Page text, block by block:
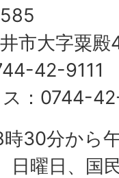
市大字粟
42-9111
ス：0744-
30分から
日曜日、国